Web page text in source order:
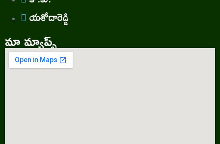
యశోదారెడ్డి
మా మ్యాప్స్